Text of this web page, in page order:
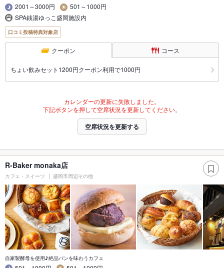
2001～3000円
501～1000円
SPA銭湯ゆっこ盛岡施設内
口コミ投稿特典対象店
クーポン コース
ちょい飲みセット1200円クーポン利用で1000円
カレンダーの更新に失敗しました。
下記ボタンを押して空席状況を更新してください。
空席状況を更新する
R-Baker monaka店
カフェ・スイーツ 盛岡市周辺その他
自家製酵母を使用♪絶品パンを味わうカフェ